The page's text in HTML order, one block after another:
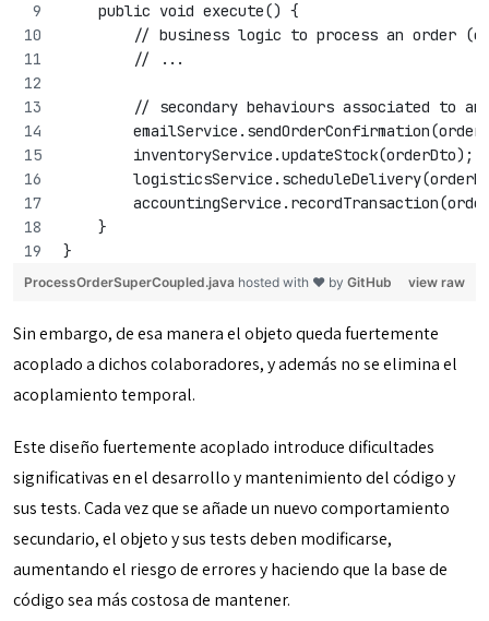
    public void execute() {
// business logic to process an order
        // ...
// secondary behaviours associated to
        inventoryService.updateStock(orderDto);
    }
}
view raw
ProcessOrderSuperCoupled.java hosted with ❤ by GitHub
Sin embargo, de esa manera el objeto queda fuertemente
acoplado a dichos colaboradores, y además no se elimina el
acoplamiento temporal.
Este diseño fuertemente acoplado introduce dificultades
significativas en el desarrollo y mantenimiento del código y
sus tests. Cada vez que se añade un nuevo comportamiento
secundario, el objeto y sus tests deben modificarse,
aumentando el riesgo de errores y haciendo que la base de
código sea más costosa de mantener.